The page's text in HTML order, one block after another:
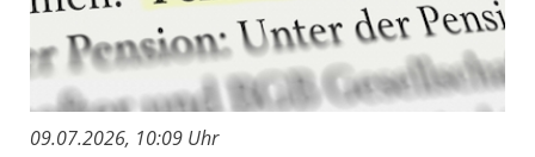
09.07.2026, 10:09 Uhr